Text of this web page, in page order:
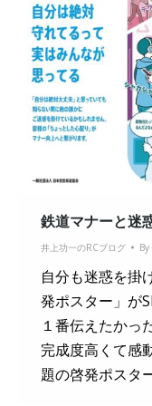
鉄道マナーと迷
井上功一のRCブログ By
自分も迷惑を掛
発ポスター」が
１番伝えたかっ
完成度高くて感
題の啓発ポスタ